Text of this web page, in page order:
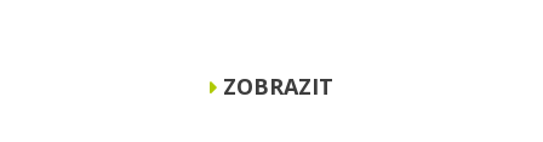
ZOBRAZIT